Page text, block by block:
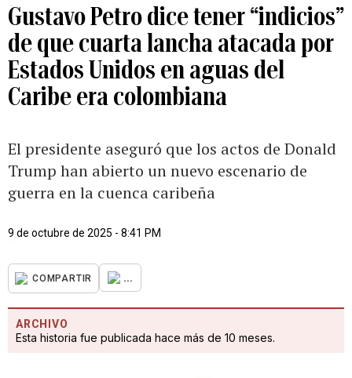
Gustavo Petro dice tener “indicios”
de que cuarta lancha atacada por
Estados Unidos en aguas del
Caribe era colombiana
El presidente aseguró que los actos de Donald
Trump han abierto un nuevo escenario de
guerra en la cuenca caribeña
9 de octubre de 2025 - 8:41 PM
COMPARTIR ...
ARCHIVO
Esta historia fue publicada hace más de 10 meses.